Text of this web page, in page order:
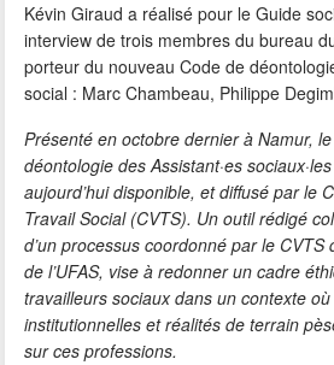
Kévin Giraud a réalisé pour le Guide
interview de trois membres du bureau
porteur du nouveau Code de
social : Marc Chambeau, Philippe
Présenté en octobre dernier à Namur,
déontologie des Assistant·es
aujourd’hui disponible, et diffusé par le
Travail Social (CVTS). Un outil rédigé
d’un processus coordonné par le
de l’UFAS, vise à redonner un cadre
travailleurs sociaux dans un contexte
institutionnelles et réalités de terrain
sur ces professions.